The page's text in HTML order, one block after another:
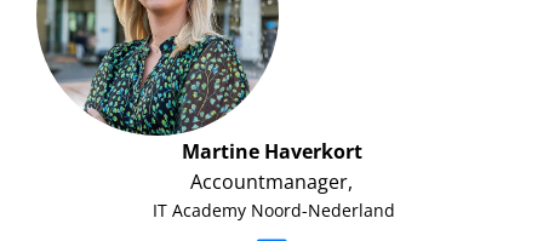
Martine Haverkort
Accountmanager,
IT Academy Noord-Nederland